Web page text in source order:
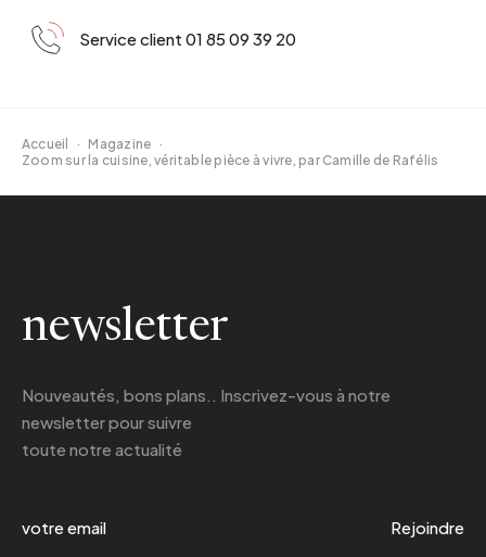
Service client 01 85 09 39 20
Accueil · Magazine ·
Zoom sur la cuisine, véritable pièce à vivre, par Camille de Rafélis
newsletter
Nouveautés, bons plans.. Inscrivez-vous à notre
newsletterpour suivre
toute notre actualité
Rejoindre